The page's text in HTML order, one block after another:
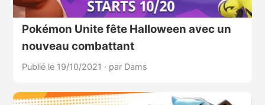
Pokémon Unite fête Halloween avec un
nouveau combattant
Publié le 19/10/2021 · par Dams